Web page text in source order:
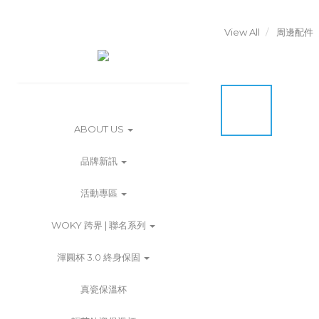
ABOUT US
品牌新訊
活動專區
WOKY 跨界 | 聯名系列
渾圓杯 3.0 終身保固
真瓷保溫杯
View All 周邊配件